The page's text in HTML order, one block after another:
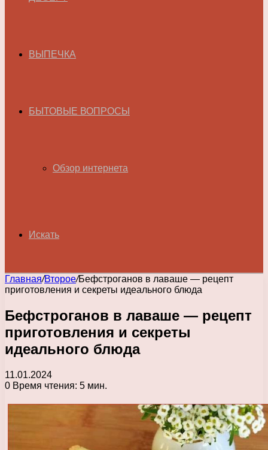
ВЫПЕЧКА
БЫТОВЫЕ ВОПРОСЫ
Обзор интернета
Искать
Главная/Второе/Бефстроганов в лаваше — рецепт
приготовления и секреты идеального блюда
Бефстроганов в лаваше — рецепт
приготовления и секреты
идеального блюда
11.01.2024
0 Время чтения: 5 мин.